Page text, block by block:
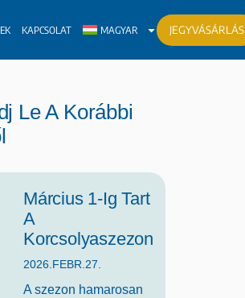
KAPCSOLAT MAGYAR JEGYVÁSÁRLÁS
Le A Korábbi
Március 1-Ig Tart
A
Korcsolyaszezon
2026.FEBR.27.
A szezon hamarosan